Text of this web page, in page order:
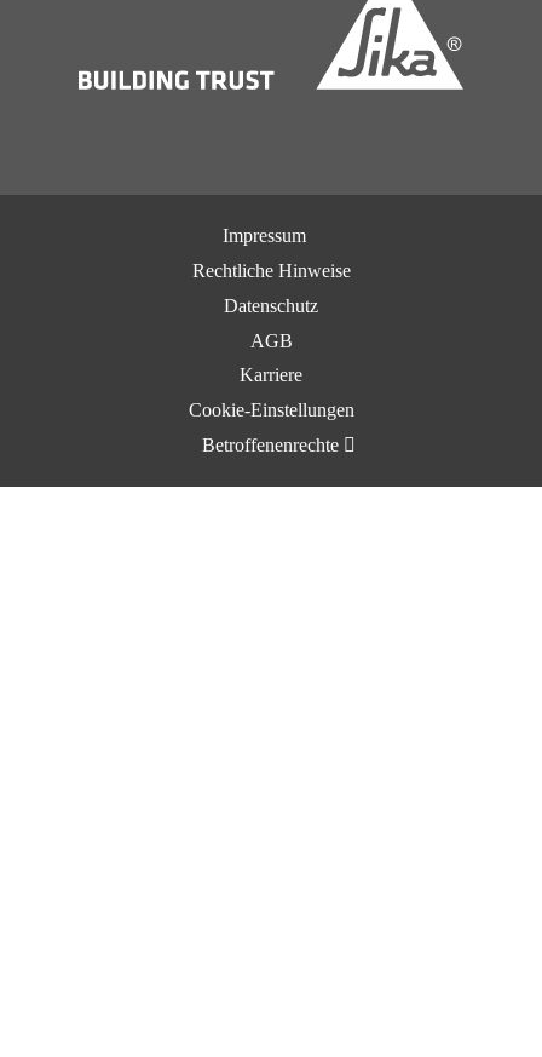
Impressum
Rechtliche Hinweise
Datenschutz
AGB
Karriere
Cookie-Einstellungen
Betroffenenrechte